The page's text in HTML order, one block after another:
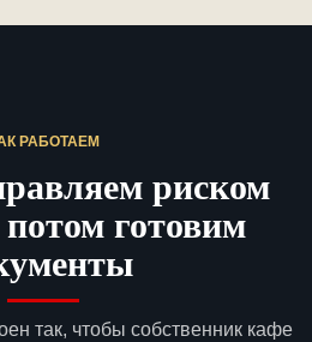
РАБОТАЕМ
риском
готовим
так, чтобы собственник кафе